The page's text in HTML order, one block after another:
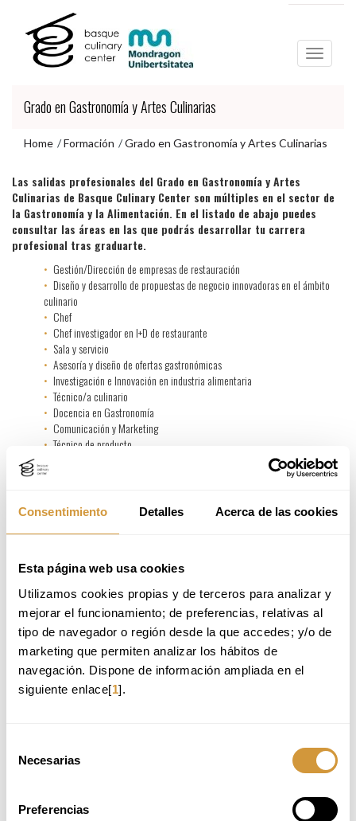
Consentimiento Detalles Acerca de las cookies
Esta página web usa cookies
Utilizamos cookies propias y de terceros para analizar y
mejorar el funcionamiento; de preferencias, relativas al
tipo de navegador o región desde la que accedes; y/o de
marketing que permiten analizar los hábitos de
navegación. Dispone de información ampliada en el
siguiente enlace[1].
Necesarias
Preferencias
contenido
principal
navegación
Grado en Gastronomía y Artes Culinarias
Home Formación Grado en Gastronomía y Artes Culinarias
menú
navegación
Las salidas profesionales del Grado en Gastronomía y Artes
Culinarias de Basque Culinary Center son múltiples en el sector de
la Gastronomía y la Alimentación. En el listado de abajo puedes
consultar las áreas en las que podrás desarrollar tu carrera
profesional tras graduarte.
Gestión/Dirección de empresas de restauración
Diseño y desarrollo de propuestas de negocio innovadoras en el ámbito
culinario
Chef
Chef investigador en I+D de restaurante
Sala y servicio
Asesoría y diseño de ofertas gastronómicas
Investigación e Innovación en industria alimentaria
Técnico/a culinario
Docencia en Gastronomía
Comunicación y Marketing
Técnico de producto
Si quieres profundizar en las salidas profesionales del
Grado y conocer la trayectoria profesional de